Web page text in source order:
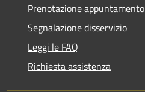
Prenotazione appuntamento
Segnalazione disservizio
Leggi le FAQ
Richiesta assistenza